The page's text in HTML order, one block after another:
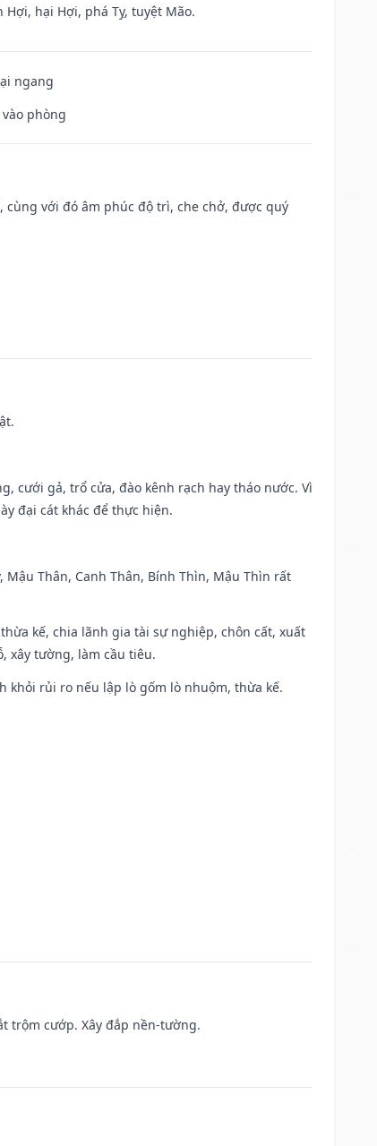
hại Hợi, phá Tỵ, tuyệt Mão.
ngang
phòng
với đó âm phúc độ trì, che chở, được quý
cưới gả, trổ cửa, đào kênh rạch hay tháo nước. Vì
đại cát khác để thực hiện.
Mậu Thân, Canh Thân, Bính Thìn, Mậu Thìn rất
kế, chia lãnh gia tài sự nghiệp, chôn cất, xuất
xây tường, làm cầu tiêu.
khỏi rủi ro nếu lập lò gốm lò nhuộm, thừa kế.
trộm cướp. Xây đắp nền-tường.